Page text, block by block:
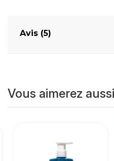
Avis (5)
Vous aimerez aussi